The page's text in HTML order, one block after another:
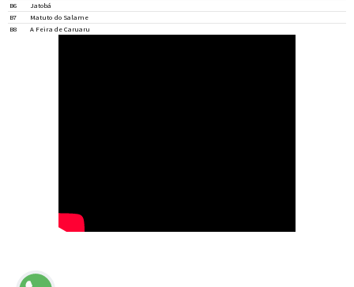
B6
Jatobá
B7
Matuto do Salame
B8
A Feira de Caruaru